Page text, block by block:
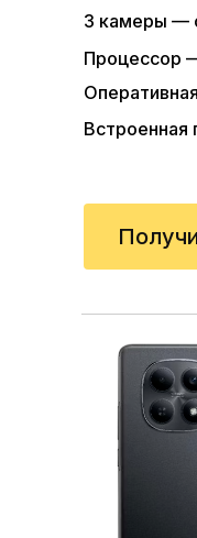
3 камеры —
Процессор
Встроенная
Процессор —
Оперативная
Встроенная